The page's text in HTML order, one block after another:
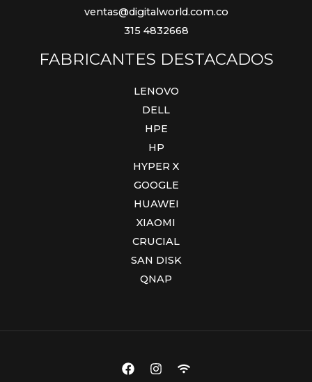
ventas@digitalworld.com.co
315 4832668
FABRICANTES DESTACADOS
LENOVO
DELL
HPE
HP
HYPER X
GOOGLE
HUAWEI
XIAOMI
CRUCIAL
SAN DISK
QNAP